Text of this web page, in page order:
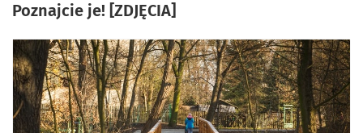
Poznajcie je! [ZDJĘCIA]